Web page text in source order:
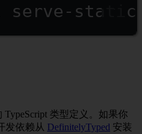
serve-static
TypeScript 类型定义。如果你
发依赖从 DefinitelyTyped 安装